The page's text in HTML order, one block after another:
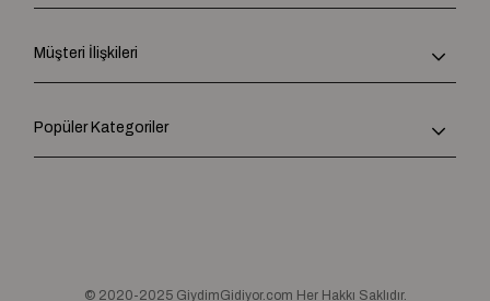
Müşteri İlişkileri
Popüler Kategoriler
© 2020-2025 GiydimGidiyor.com Her Hakkı Saklıdır.